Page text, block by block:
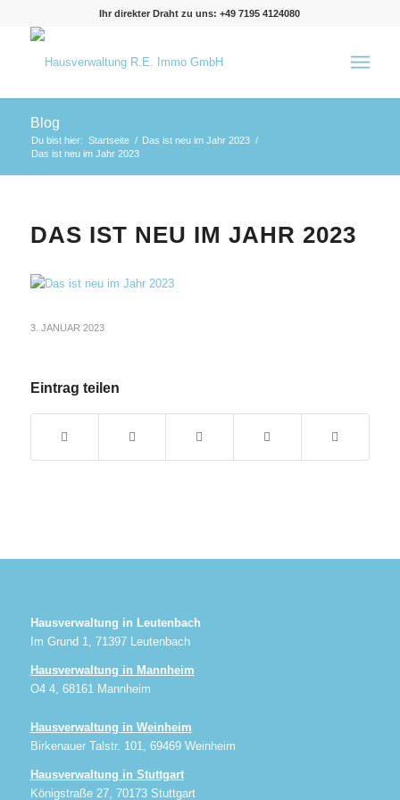
Ihr direkter Draht zu uns: +49 7195 4124080
Blog
Du bist hier: Startseite / Das ist neu im Jahr 2023 /
Das ist neu im Jahr 2023
DAS IST NEU IM JAHR 2023
3. JANUAR 2023
Eintrag teilen
Hausverwaltung in Leutenbach
Im Grund 1, 71397 Leutenbach
Hausverwaltung in Mannheim
O4 4, 68161 Mannheim
Hausverwaltung in Weinheim
Birkenauer Talstr. 101, 69469 Weinheim
Hausverwaltung in Stuttgart
Königstraße 27, 70173 Stuttgart